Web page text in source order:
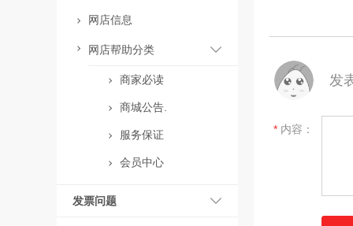
网店信息
网店帮助分类
商家必读
商城公告.
服务保证
会员中心
发票问题
发
* 内容：